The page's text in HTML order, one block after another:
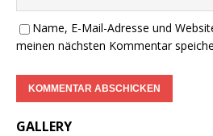
Name, E-Mail-Adresse und
meinen nächsten Kommentar
GALLERY